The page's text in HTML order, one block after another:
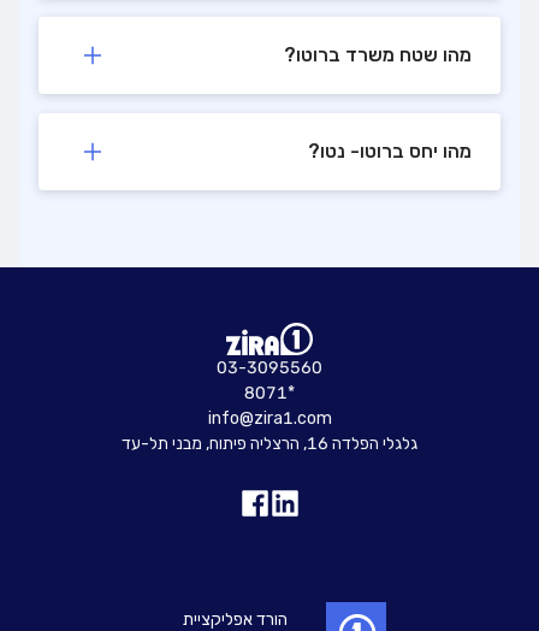
מהו שטח משרד ברוטו?
מהו יחס ברוטו- נטו?
03-3095560
8071*
info@zira1.com
גלגלי הפלדה 16, הרצליה פיתוח, מבני תל-עד
הורד אפליקציית